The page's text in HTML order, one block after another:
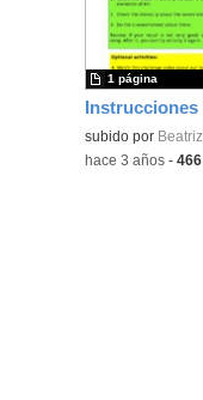
Instrucciones
Contenido
subido por Beatriz
1 página
-hace 3 años- 466